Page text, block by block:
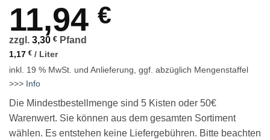
11,94 €
zzgl. 3,30 € Pfand
1,17 € / Liter
inkl. 19 % MwSt. und Anlieferung, ggf. abzüglich Mengenstaffel
>>> Info
Die Mindestbestellmenge sind 5 Kisten oder 50€
Warenwert. Sie können aus dem gesamten Sortiment
wählen. Es entstehen keine Liefergebühren. Bitte beachten